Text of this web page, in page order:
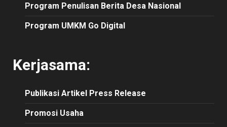
Program Penulisan Berita Desa Nasional
Program UMKM Go Digital
Kerjasama:
Publikasi Artikel Press Release
Promosi Usaha